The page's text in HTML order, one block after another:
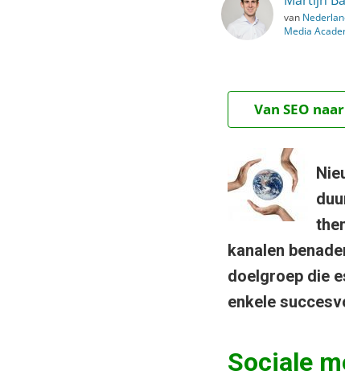
van
Media
Van SEO
kanalen
doelgroep die
enkele
Sociale